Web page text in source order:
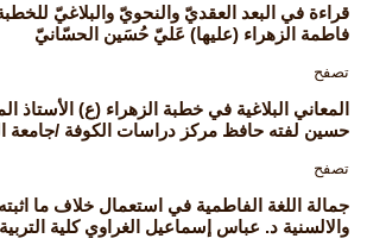
قراءة في البعد العقديّ والنحويّ والبلاغيّ
فاطمة الزهراء (عليها) عَليّ حُسَين الحسّانيّ
تصفح
المعاني البلاغية في خطبة الزهراء (ع) الأستاذ
حسين لفته حافظ مركز دراسات الكوفة /جامعة
تصفح
جمالة اللغة الفاطمية في استعمال خلاف ما اثبته
والالسنية د. عباس إسماعيل الغراوي كلية